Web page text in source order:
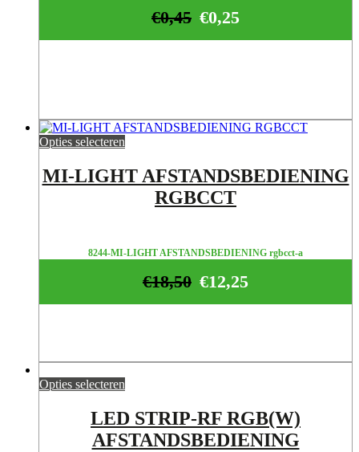
€0,25
€0,45
Opties selecteren
MI-LIGHT AFSTANDSBEDIENING
RGBCCT
8244-MI-LIGHT AFSTANDSBEDIENING rgbcct-a
€12,25
€18,50
Opties selecteren
LED STRIP-RF RGB(W)
AFSTANDSBEDIENING